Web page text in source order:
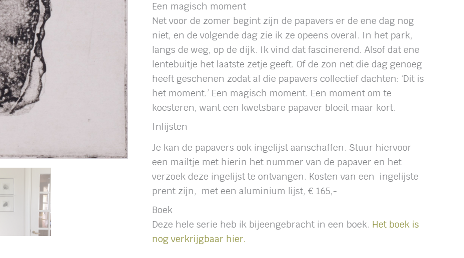
Een magisch moment
Net voor de zomer begint zijn de papavers er de ene dag nog
niet, en de volgende dag zie ik ze opeens overal. In het park,
langs de weg, op de dijk. Ik vind dat fascinerend. Alsof dat ene
lentebuitje het laatste zetje geeft. Of de zon net die dag genoeg
heeft geschenen zodat al die papavers collectief dachten: ‘Dit is
het moment.’ Een magisch moment. Een moment om te
koesteren, want een kwetsbare papaver bloeit maar kort.
Inlijsten
Je kan de papavers ook ingelijst aanschaffen. Stuur hiervoor
een mailtje met hierin het nummer van de papaver en het
verzoek deze ingelijst te ontvangen. Kosten van een ingelijste
prent zijn, met een aluminium lijst, € 165,-
Boek
Deze hele serie heb ik bijeengebracht in een boek. Het boek is
nog verkrijgbaar hier.